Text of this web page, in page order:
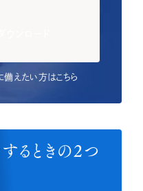
えたい方はこちら
るときの2つ